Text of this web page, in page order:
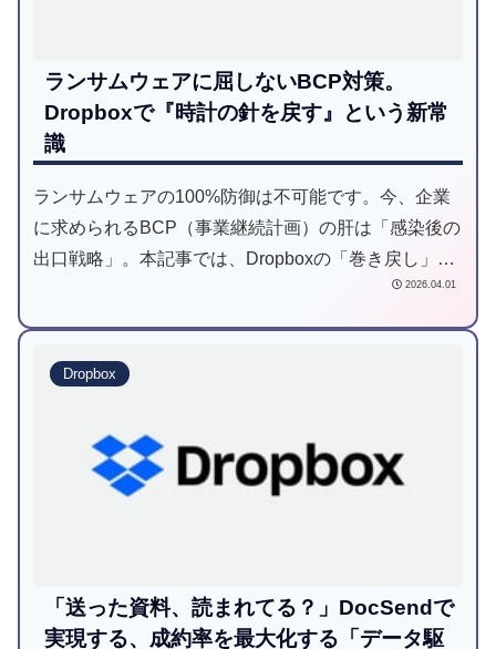
ランサムウェアに屈しないBCP対策。
Dropboxで『時計の針を戻す』という新常
識
ランサムウェアの100%防御は不可能です。今、企業
に求められるBCP（事業継続計画）の肝は「感染後の
出口戦略」。本記事では、Dropboxの「巻き戻し」機
能やアラート機能を活用し、万が一の感染時も数クリ
2026.04.01
Dropbox
「送った資料、読まれてる？」DocSendで
実現する、成約率を最大化する「データ駆